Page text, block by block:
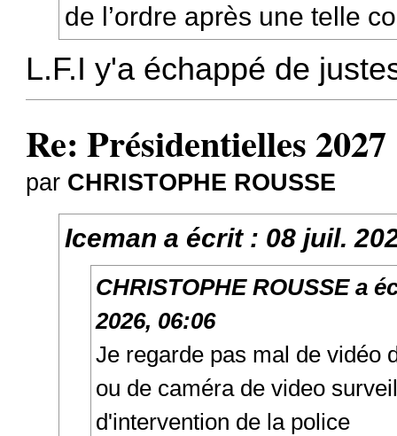
de l’ordre après une telle
L.F.I y'a échappé de
Re: Présidentielles 2027
par CHRISTOPHE ROUSSE
Iceman a écrit : 08 juil.
CHRISTOPHE ROUSSEa
2026, 06:06
Je regarde pas mal de vidéo
ou de caméra de video
d'intervention de la police